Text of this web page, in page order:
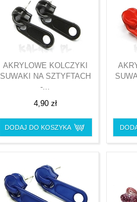
AKRYLOWE KOLCZYKI
SUWAKI NA SZTYFTACH
-...
4,90 zł
DODAJ DO KOSZYKA